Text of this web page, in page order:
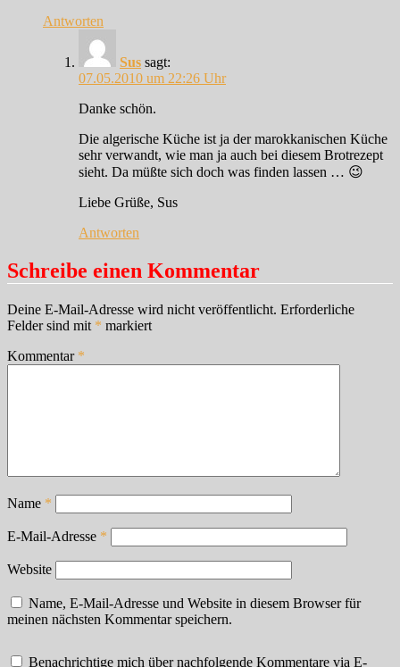
Antworten
Sus sagt:
07.05.2010 um 22:26 Uhr
Danke schön.
Die algerische Küche ist ja der marokkanischen Küche
sehr verwandt, wie man ja auch bei diesem Brotrezept
sieht. Da müßte sich doch was finden lassen … 😉
Liebe Grüße, Sus
Antworten
Schreibe einen Kommentar
Deine E-Mail-Adresse wird nicht veröffentlicht. Erforderliche
Felder sind mit * markiert
Kommentar *
Name *
E-Mail-Adresse *
Website
Name, E-Mail-Adresse und Website in diesem Browser für
meinen nächsten Kommentar speichern.
Benachrichtige mich über nachfolgende Kommentare via E-